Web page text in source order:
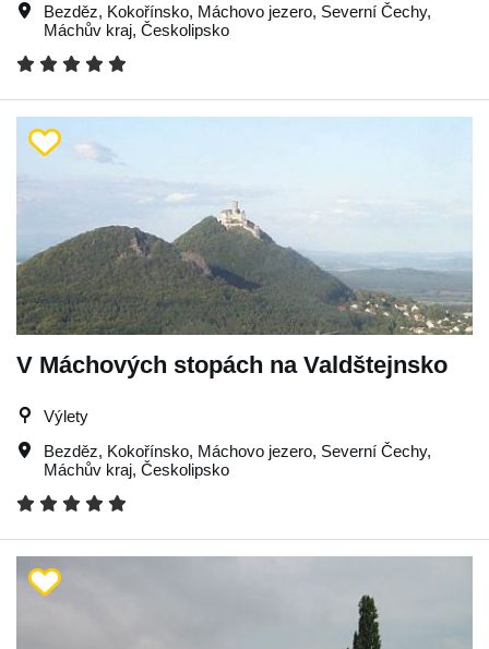
Bezděz, Kokořínsko, Máchovo jezero, Severní Čechy,
Máchův kraj, Českolipsko
V Máchových stopách na Valdštejnsko
Výlety
Bezděz, Kokořínsko, Máchovo jezero, Severní Čechy,
Máchův kraj, Českolipsko